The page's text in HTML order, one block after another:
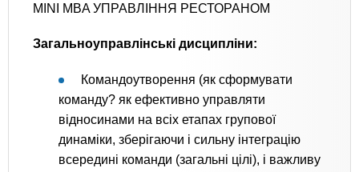
MINI MBA УПРАВЛІННЯ РЕСТОРАНОМ
Загальноуправлінські дисципліни:
Командоутворення (як сформувати
команду? як ефективно управляти
відносинами на всіх етапах групової
динаміки, зберігаючи і сильну інтеграцію
всередині команди (загальні цілі), і важливу